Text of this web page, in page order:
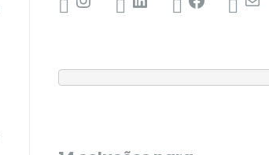
InstagramLinkedInFacebook
Mail